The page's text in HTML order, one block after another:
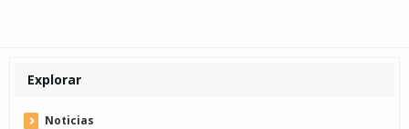
Explorar
Noticias